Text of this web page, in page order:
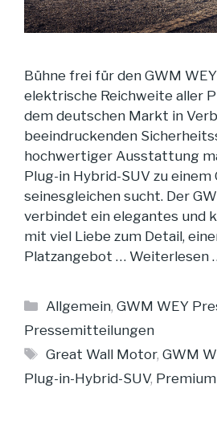
Bühne frei für den GWM
elektrische Reichweite aller
dem deutschen Markt in
beeindruckenden
hochwertiger Ausstattung
Plug-in Hybrid-SUV zu einem
seinesgleichen sucht. Der
verbindet ein elegantes und
mit viel Liebe zum Detail,
Platzangebot … Weiterlesen
Kategorien
Allgemein,GWM WEY
Pressemitteilungen
Schlagwörter
Great Wall Motor,GWM
Plug-in-Hybrid-SUV,